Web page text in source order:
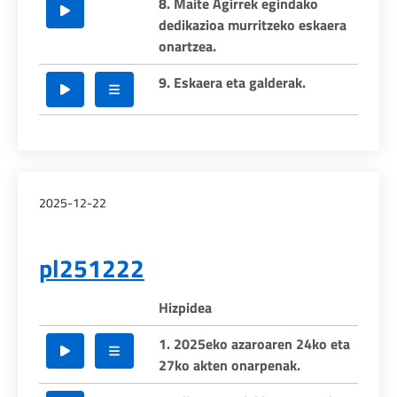
dedikazioa murritzeko eskaera
onartzea.
9. Eskaera eta galderak.
2025-12-22
pl251222
Hizpidea
1. 2025eko azaroaren 24ko eta
27ko akten onarpenak.